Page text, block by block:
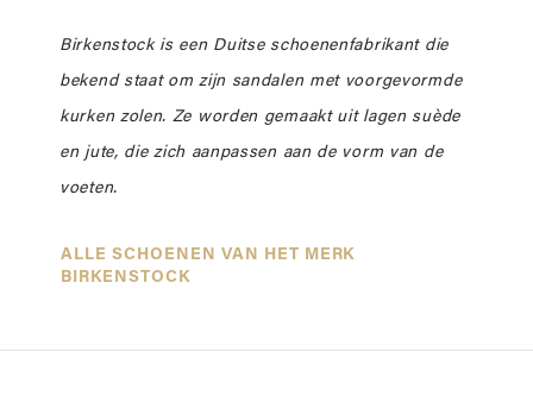
Birkenstock is een Duitse schoenenfabrikant die
bekend staat om zijn sandalen met voorgevormde
kurken zolen. Ze worden gemaakt uit lagen suède
en jute, die zich aanpassen aan de vorm van de
voeten.
ALLE SCHOENEN VAN HET MERK
BIRKENSTOCK